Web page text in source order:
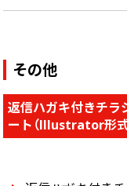
その他
返信ハガキ付きチラ
ート（Illustrator形式